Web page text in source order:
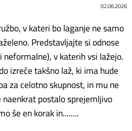
02.06.2026
v kateri bo laganje ne samo
Predstavljajte si odnose
v katerih vsi lažejo.
izreče takšno laž, ki ima hude
za celotno skupnost, in mu ne
postalo sprejemljivo
še en korak in........